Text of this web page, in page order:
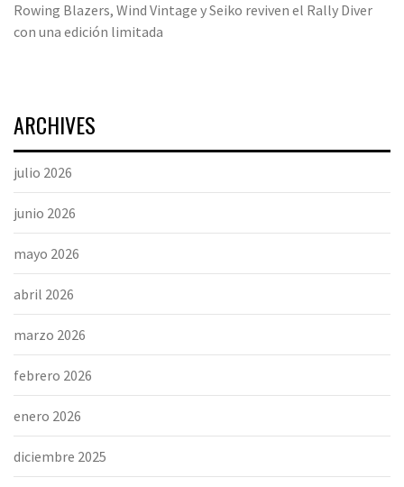
Rowing Blazers, Wind Vintage y Seiko reviven el Rally Diver
con una edición limitada
ARCHIVES
julio 2026
junio 2026
mayo 2026
abril 2026
marzo 2026
febrero 2026
enero 2026
diciembre 2025